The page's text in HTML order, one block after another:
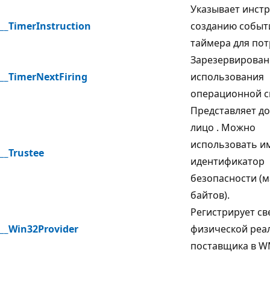
__TimerInstruction
Указывает
созданию
таймера для
__TimerNextFiring
использования
операционной
__Trustee
Представляет
лицо . Можно
использовать
идентификатор
безопасности
байтов).
__Win32Provider
Регистрирует
физической
поставщика в